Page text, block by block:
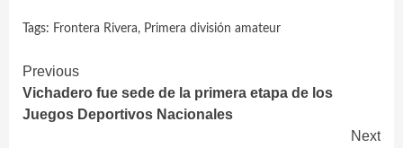
Tags: Frontera Rivera, Primera división amateur
Continue
Reading
Previous
Vichadero fue sede de la primera etapa de los
Juegos Deportivos Nacionales
Next